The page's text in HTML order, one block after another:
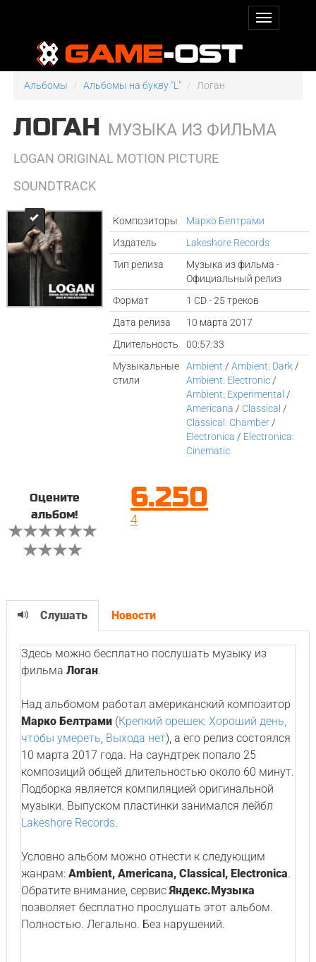
Альбомы Альбомы на букву "L" Логан
ЛОГАН МУЗЫКА ИЗ ФИЛЬМА
LOGAN ORIGINAL MOTION PICTURE
SOUNDTRACK
Композиторы
Марко Белтрами
Издатель
Lakeshore Records
Тип релиза
Музыка из фильма -
Официальный релиз
Формат
1 CD - 25 треков
Дата релиза
10 марта 2017
Длительность
00:57:33
Музыкальные
стили
Ambient /Ambient: Dark /
Ambient: Electronic /
Ambient: Experimental /
Americana / Classical /
Classical: Chamber /
Electronica / Electronica:
Cinematic
Оцените
альбом!
6.250
4
Слушать Новости
Здесь можно бесплатно послушать музыку из
фильма Логан.
Над альбомом работал американский композитор
Марко Белтрами(Крепкий орешек: Хороший день,
чтобы умереть, Выхода нет), а его релиз состоялся
10 марта 2017 года. На саундтрек попало 25
композиций общей длительностью около 60 минут.
Подборка является компиляцией оригинальной
музыки. Выпуском пластинки занимался лейбл
Lakeshore Records.
Условно альбом можно отнести к следующим
жанрам: Ambient, Americana, Classical, Electronica.
Обратите внимание, сервисЯндекс.Музыка
позволяет бесплатно прослушать этот альбом.
Полностью. Легально. Без нарушений.